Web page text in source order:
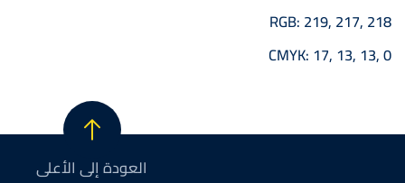
RGB: 219, 217, 218
CMYK: 17, 13, 13, 0
العودة إلى الأعلى